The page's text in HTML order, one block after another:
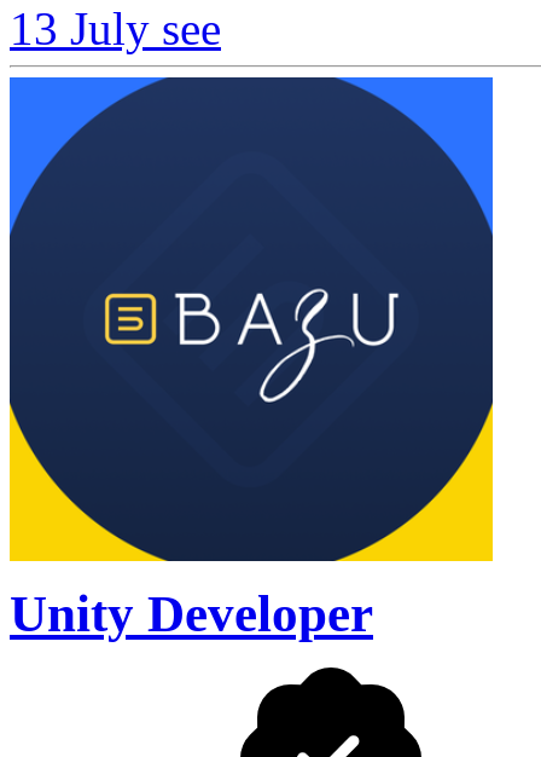
13 July see
Unity Developer